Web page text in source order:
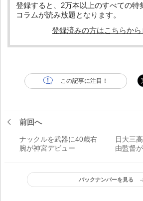
登録すると、2万本以上のすべての特
コラムが読み放題となります。
登録済みの方はこちらか
この記事に注目！
前回へ
ナックルを武器に40歳右
腕が神宮デビュー
日大三
由監督
バックナンバーを見る